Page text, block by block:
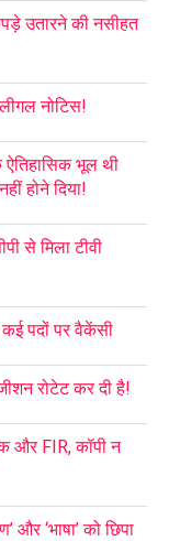
उतारने की नसीहत
नोटिस!
ऐतिहासिक भूल थी
होने दिया!
से मिला टीवी
कई पदों पर वैकेंसी
रोटेट कर दी है!
और FIR, कॉपी न
‘भाषा’ को छिपा